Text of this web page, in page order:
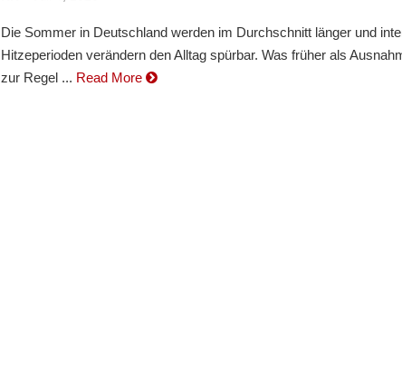
Die Sommer in Deutschland werden im Durchschnitt länger und
Hitzeperioden verändern den Alltag spürbar. Was früher als
zur Regel ... Read More